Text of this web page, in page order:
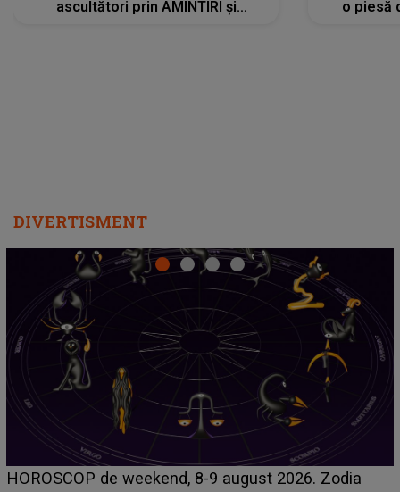
ascultători prin AMINTIRI și
o piesă
DIVERTISMENT
Emanuel a ținut ACEST DETALIU ASCUNS până